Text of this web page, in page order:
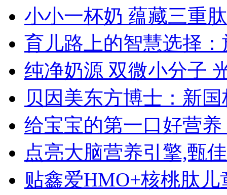
小小一杯奶 蕴藏三重
育儿路上的智慧选择
纯净奶源 双微小分子
贝因美东方博士：新
给宝宝的第一口好营
点亮大脑营养引擎,甄
贴鑫爱HMO+核桃肽